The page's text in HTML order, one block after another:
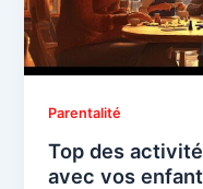
Parentalité
Top des
avec vos